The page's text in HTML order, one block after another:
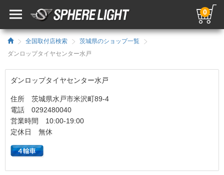
0
全国取付店検索
茨城県のショップ一覧
ダンロップタイヤセンター水戸
ダンロップタイヤセンター水戸
住所 茨城県水戸市米沢町89-4
電話 0292480040
営業時間 10:00-19:00
定休日 無休